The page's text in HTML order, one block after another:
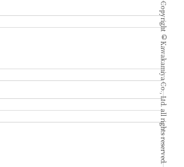
Copyright © Kawakamiya Co., Ltd. all rights reserved.